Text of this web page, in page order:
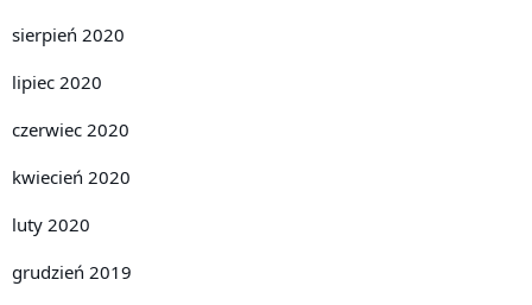
sierpień 2020
lipiec 2020
czerwiec 2020
kwiecień 2020
luty 2020
grudzień 2019